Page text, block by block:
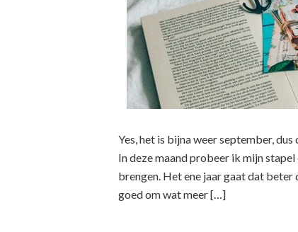
Yes, het is bijna weer september,
In deze maand probeer ik mijn
brengen. Het ene jaar gaat dat beter
goed om wat meer […]